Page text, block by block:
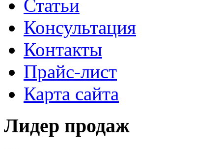
Статьи
Консультация
Контакты
Прайс-лист
Карта сайта
Лидер продаж